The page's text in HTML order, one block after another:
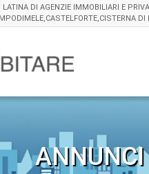
DI AGENZIE IMMOBILIARI E
DI